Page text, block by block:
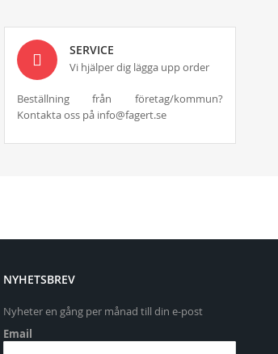
SERVICE
Vi hjälper dig lägga upp order
Beställning från företag/kommun?
Kontakta oss på info@fagert.se
NYHETSBREV
Nyheter en gång per månad till din e-post
Email